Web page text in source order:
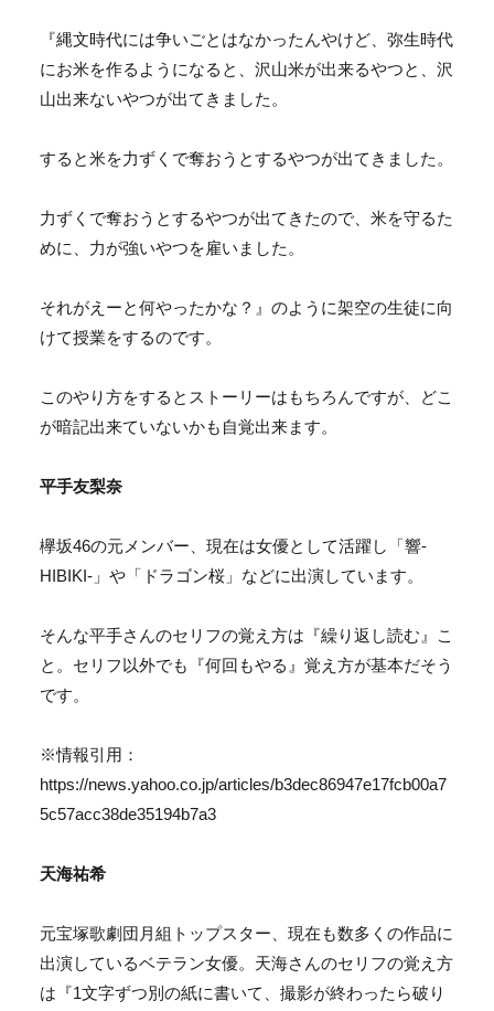
『縄文時代には争いごとはなかったんやけど、弥生時代
にお米を作るようになると、沢山米が出来るやつと、沢
山出来ないやつが出てきました。
すると米を力ずくで奪おうとするやつが出てきました。
力ずくで奪おうとするやつが出てきたので、米を守るた
めに、力が強いやつを雇いました。
それがえーと何やったかな？』のように架空の生徒に向
けて授業をするのです。
このやり方をするとストーリーはもちろんですが、どこ
が暗記出来ていないかも自覚出来ます。
平手友梨奈
欅坂46の元メンバー、現在は女優として活躍し「響-
HIBIKI-」や「ドラゴン桜」などに出演しています。
そんな平手さんのセリフの覚え方は 『繰り返し読む』
こ
と。セリフ以外でも『何回もやる』覚え方が基本だそう
です。
※情報引用：
https://news.yahoo.co.jp/articles/b3dec86947e17fcb00a7
5c57acc38de35194b7a3
天海祐希
元宝塚歌劇団月組トップスター、現在も数多くの作品に
出演しているベテラン女優。天海さんのセリフの覚え方
は 『1文字ずつ別の紙に書いて、撮影が終わったら破り